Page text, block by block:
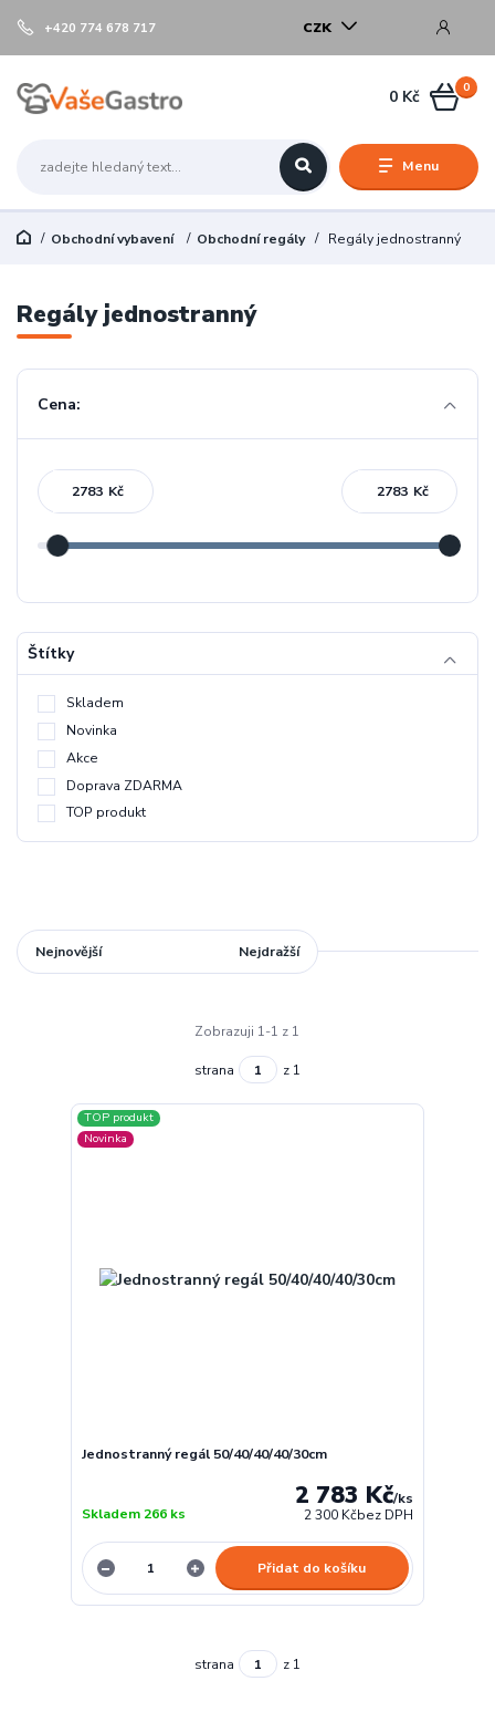
Menu
CZK
+420 774 678 717
0
0 Kč
Obchodní vybavení Obchodní regály Regály jednostranný
Regály jednostranný
Cena:
Kč Kč
Štítky
Skladem
Novinka
Akce
Doprava ZDARMA
TOP produkt
Nejnovější Nejdražší
Zobrazuji 1-1 z 1
strana z 1
TOP produkt
Novinka
Jednostranný regál 50/40/40/40/30cm
2 783 Kč/ks
2 300 Kčbez DPH
Skladem 266 ks
Přidat do košíku
strana z 1